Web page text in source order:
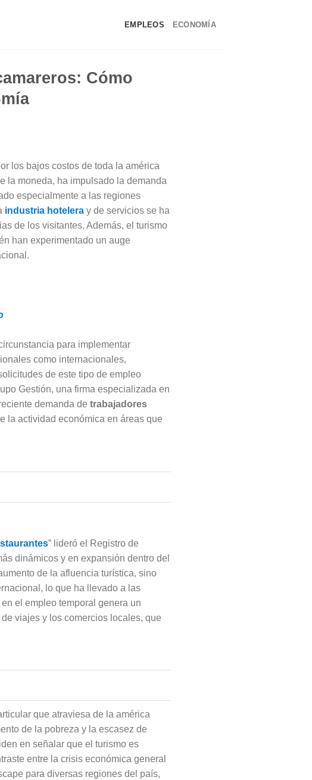
EMPLEOS ECONOMÍA
Cómo
los bajos costos de toda la américa
la moneda, ha impulsado la demanda
especialmente a las regiones
industria hotelera y de servicios se ha
de los visitantes. Además, el turismo
han experimentado un auge
para implementar
como internacionales,
de este tipo de empleo
Gestión, una firma especializada en
demanda de trabajadores
la actividad económica en áreas que
” lideró el Registro de
dinámicos y en expansión dentro del
de la afluencia turística, sino
lo que ha llevado a las
el empleo temporal genera un
viajes y los comercios locales, que
que atraviesa de la américa
de la pobreza y la escasez de
en señalar que el turismo es
entre la crisis económica general
para diversas regiones del país,